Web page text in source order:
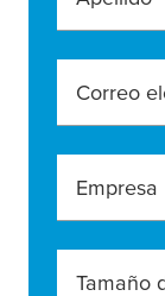
Correo
Empresa
Tamaño